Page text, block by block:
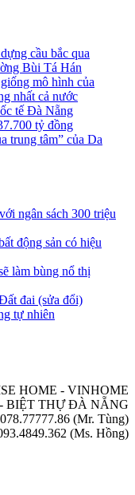
cầu bắc qua
Bùi Tá Hán
mô hình của
nhất cả nước
tế Đà Nẵng
tỷ đồng
trung tâm” của Da
ngân sách 300 triệu
động sản có hiệu
làm bùng nổ thị
đai (sửa đổi)
tự nhiên
HOME - VINHOME
BIỆT THỰ ĐÀ NẴNG
(Mr. Tùng)
(Ms. Hồng)